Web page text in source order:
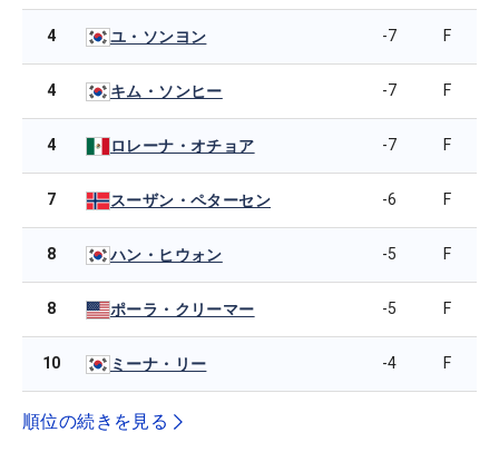
4 ユ・ソンヨン -7 F
4 キム・ソンヒー -7 F
4 ロレーナ・オチョア -7 F
7 スーザン・ペターセン -6 F
8 ハン・ヒウォン -5 F
8 ポーラ・クリーマー -5 F
10 ミーナ・リー -4 F
順位の続きを見る